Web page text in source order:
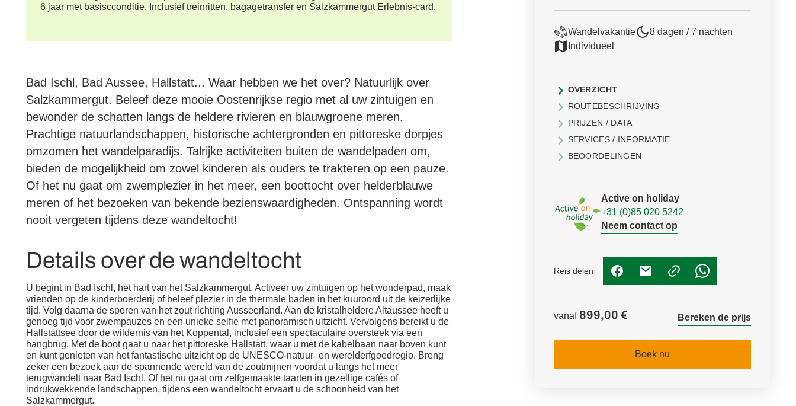
6 jaar met basiscconditie. Inclusief treinritten, bagagetransfer en Salzkammergut Erlebnis-card.
Bad Ischl, Bad Aussee, Hallstatt... Waar hebben we het over? Natuurlijk over
Salzkammergut. Beleef deze mooie Oostenrijkse regio met al uw zintuigen en
bewonder de schatten langs de heldere rivieren en blauwgroene meren.
Prachtige natuurlandschappen, historische achtergronden en pittoreske dorpjes
omzomen het wandelparadijs. Talrijke activiteiten buiten de wandelpaden om,
bieden de mogelijkheid om zowel kinderen als ouders te trakteren op een pauze.
Of het nu gaat om zwemplezier in het meer, een boottocht over helderblauwe
meren of het bezoeken van bekende bezienswaardigheden. Ontspanning wordt
nooit vergeten tijdens deze wandeltocht!
Details over de wandeltocht
U begint in Bad Ischl, het hart van het Salzkammergut. Activeer uw zintuigen op het wonderpad, maak
vrienden op de kinderboerderij of beleef plezier in de thermale baden in het kuuroord uit de keizerlijke
tijd. Volg daarna de sporen van het zout richting Ausseerland. Aan de kristalheldere Altaussee heeft u
genoeg tijd voor zwempauzes en een unieke selfie met panoramisch uitzicht. Vervolgens bereikt u de
Hallstattsee door de wildernis van het Koppental, inclusief een spectaculaire oversteek via een
hangbrug. Met de boot gaat u naar het pittoreske Hallstatt, waar u met de kabelbaan naar boven kunt
en kunt genieten van het fantastische uitzicht op de UNESCO-natuur- en werelderfgoedregio. Breng
zeker een bezoek aan de spannende wereld van de zoutmijnen voordat u langs het meer
terugwandelt naar Bad Ischl. Of het nu gaat om zelfgemaakte taarten in gezellige cafés of
indrukwekkende landschappen, tijdens een wandeltocht ervaart u de schoonheid van het
Salzkammergut.
Wandelvakantie
8 dagen / 7 nachten
Individueel
OVERZICHT
ROUTEBESCHRIJVING
PRIJZEN / DATA
SERVICES / INFORMATIE
BEOORDELINGEN
Active on holiday
+31 (0)85 020 5242
Neem contact op
Reis delen
(Link opent in nieuw tabblad)
(Link opent in nieuw tabblad)
(Link opent in nieuw
vanaf 899,00 € Bereken de prijs
Boek nu